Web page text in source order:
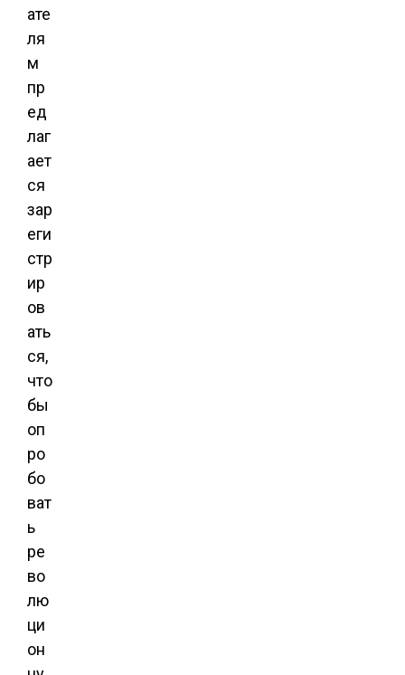
ате
ля
м
пр
ед
лаг
ает
ся
зар
еги
стр
ир
ов
ать
ся,
что
бы
оп
ро
бо
ват
ь
ре
во
лю
ци
он